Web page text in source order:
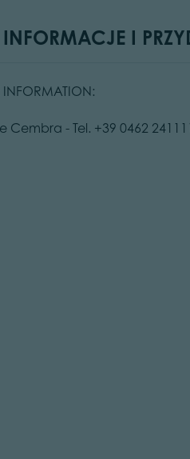
INFORMACJE I
Cembra - Tel. +39 0462